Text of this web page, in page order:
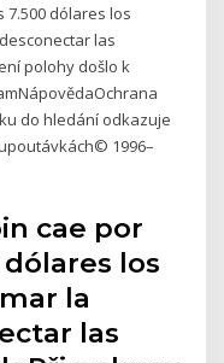
7.500 dólares los
las
polohy došlo k
do hledání odkazuje
1996–
cae por
los
la
las